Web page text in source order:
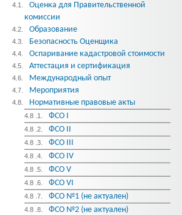
4.1.
Оценка для Правительственной
комиссии
4.2. Образование
4.3. Безопасность Оценщика
4.4. Оспаривание кадастровой стоимости
4.5. Аттестация и сертификация
4.6. Международный опыт
4.7. Мероприятия
4.8. Нормативные правовые акты
4.8 .1. ФСО I
4.8 .2. ФСО II
4.8 .3. ФСО III
4.8 .4. ФСО IV
4.8 .5. ФСО V
4.8 .6. ФСО VI
4.8 .7. ФСО №1 (не актуален)
4.8 .8. ФСО №2 (не актуален)